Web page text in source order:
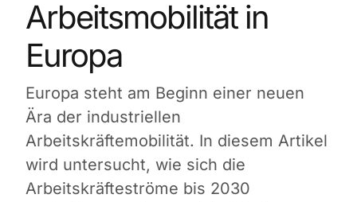
Arbeitsmobilität in
Europa
Europa steht am Beginn einer neuen
Ära der industriellen
Arbeitskräftemobilität. In diesem Artikel
wird untersucht, wie sich die
Arbeitskräfteströme bis 2030